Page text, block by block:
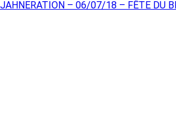
JAHNERATION – 06/07/18 – FÊTE DU